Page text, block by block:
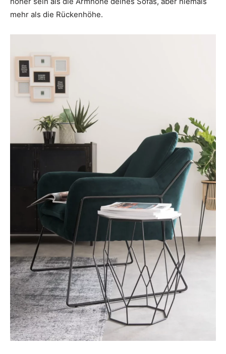
mehr als die Rückenhöhe.